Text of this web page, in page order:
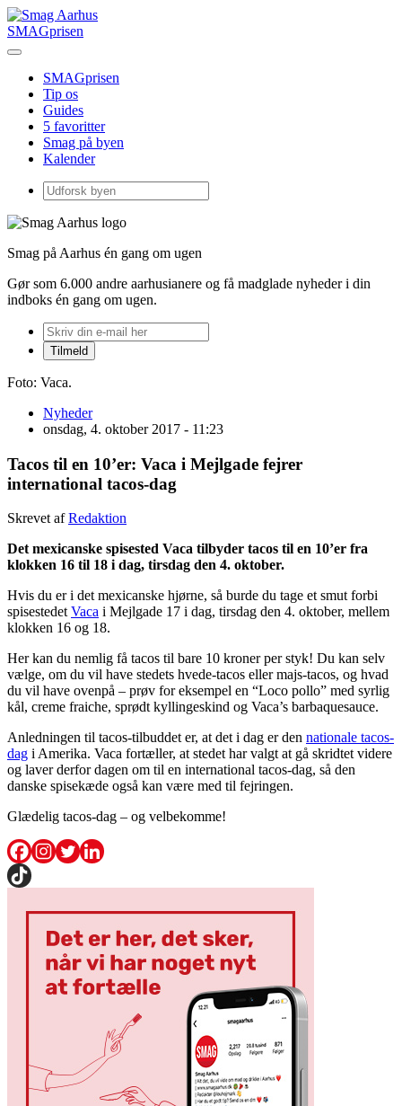
SMAGprisen
SMAGprisen
Tip os
Guides
5 favoritter
Smag på byen
Kalender
Smag på Aarhus én gang om ugen
Gør som 6.000 andre aarhusianere og få madglade nyheder i din
indboks én gang om ugen.
Foto: Vaca.
Nyheder
onsdag, 4. oktober 2017 - 11:23
Tacos til en 10’er: Vaca i Mejlgade fejrer
international tacos-dag
Skrevet afRedaktion
Det mexicanske spisested Vaca tilbyder tacos til en 10’er fra
klokken 16 til 18 i dag, tirsdag den 4. oktober.
Hvis du er i det mexicanske hjørne, så burde du tage et smut forbi
spisestedetVaca i Mejlgade 17 i dag, tirsdag den 4. oktober, mellem
klokken 16 og 18.
Her kan du nemlig få tacos til bare 10 kroner per styk! Du kan selv
vælge, om du vil have stedets hvede-tacos eller majs-tacos, og hvad
du vil have ovenpå – prøv for eksempel en “Loco pollo” med syrlig
kål, creme fraiche, sprødt kyllingeskind og Vaca’s barbaquesauce.
Anledningen til tacos-tilbuddet er, at det i dag er den nationale tacos-
dag i Amerika. Vaca fortæller, at stedet har valgt at gå skridtet videre
og laver derfor dagen om til en international tacos-dag, så den
danske spisekæde også kan være med til fejringen.
Glædelig tacos-dag – og velbekomme!